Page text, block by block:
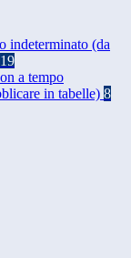
indeterminato (da
19
a tempo
in tabelle) 8